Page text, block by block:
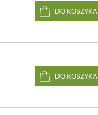
DO KOSZYKA
DO KOSZYKA